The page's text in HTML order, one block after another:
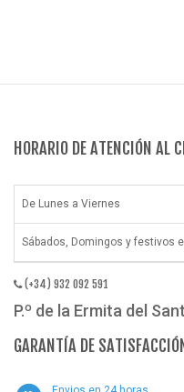
HORARIO DE ATENCIÓN AL
De Lunes a Viernes
Sábados, Domingos y festivos
(+34) 932 092 591
P.º de la Ermita del
GARANTÍA DE SATISFACCIÓN